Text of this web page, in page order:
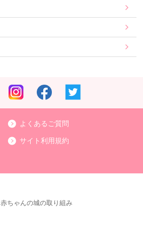
よくあるご質問
サイト利用規約
赤ちゃんの城の取り組み